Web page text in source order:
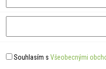
Souhlasím s Všeobecnými